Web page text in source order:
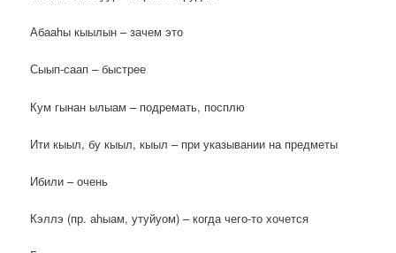
Абааhы кыылын – зачем это
Сыып-саап – быстрее
Кум гынан ылыам – подремать, посплю
Ити кыыл, бу кыыл, кыыл – при указывании на предметы
Ибили – очень
Кэллэ (пр. аһыам, утуйуом) – когда чего-то хочется